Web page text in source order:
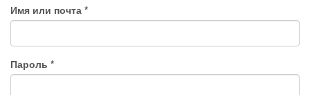
Имя или почта *
Пароль *